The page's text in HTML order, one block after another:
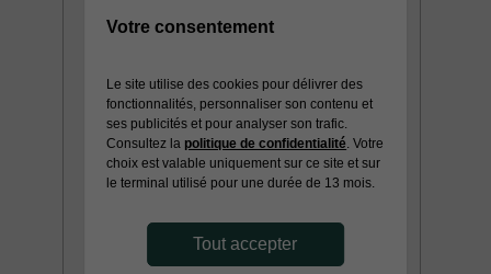
Votre consentement
Le site utilise des cookies pour délivrer des
fonctionnalités, personnaliser son contenu et
ses publicités et pour analyser son trafic.
Consultez la politique de confidentialité. Votre
choix est valable uniquement sur ce site et sur
le terminal utilisé pour une durée de 13 mois.
Tout accepter